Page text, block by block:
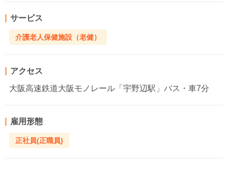
サービス
介護老人保健施設（老健）
アクセス
大阪高速鉄道大阪モノレール「宇野辺駅」バス・車7分
雇用形態
正社員(正職員)